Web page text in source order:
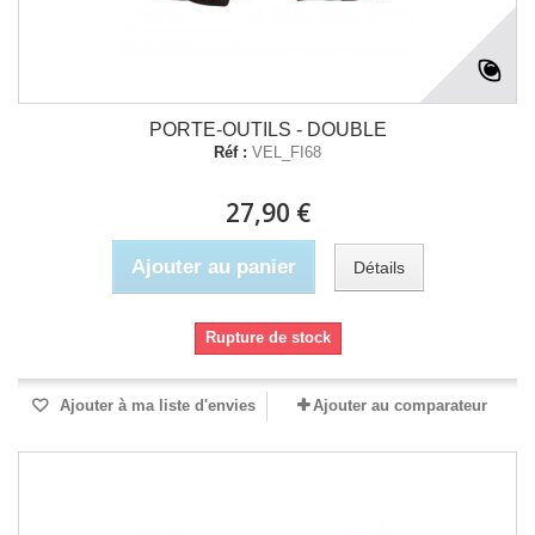
PORTE-OUTILS - DOUBLE
Réf : VEL_FI68
27,90 €
Ajouter au panier Détails
Rupture de stock
Ajouter à ma liste d'envies Ajouter au comparateur